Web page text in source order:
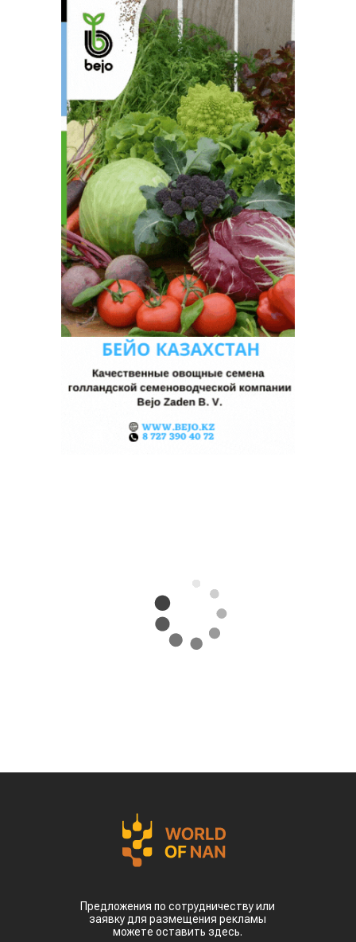
Предложения по сотрудничеству или
заявку для размещения рекламы
можете оставить здесь.